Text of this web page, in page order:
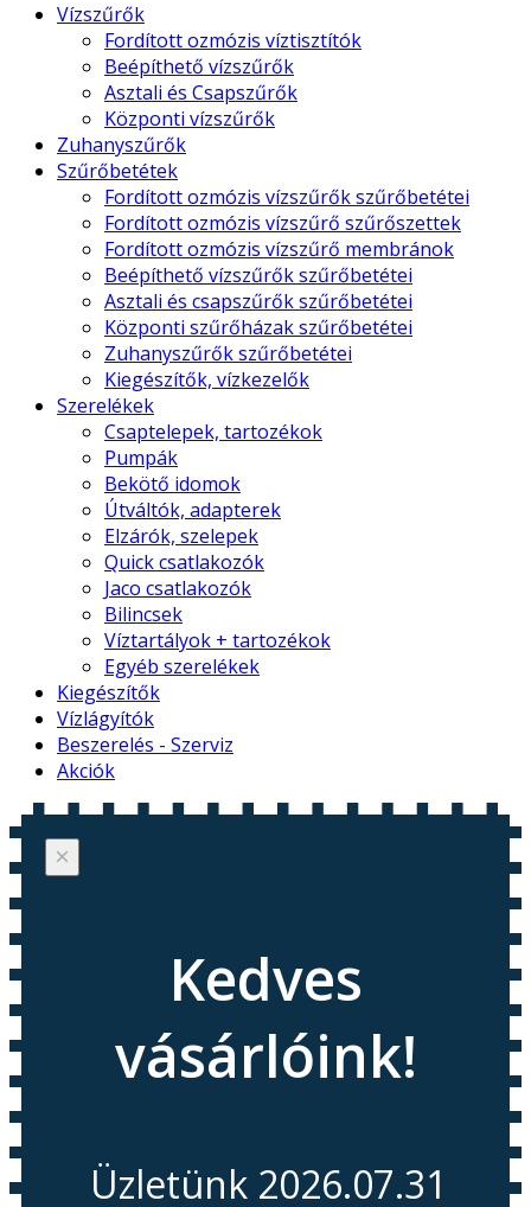
Vízszűrők
Fordított ozmózis víztisztítók
Beépíthető vízszűrők
Asztali és Csapszűrők
Központi vízszűrők
Zuhanyszűrők
Szűrőbetétek
Fordított ozmózis vízszűrők szűrőbetétei
Fordított ozmózis vízszűrő szűrőszettek
Fordított ozmózis vízszűrő membránok
Beépíthető vízszűrők szűrőbetétei
Asztali és csapszűrők szűrőbetétei
Központi szűrőházak szűrőbetétei
Zuhanyszűrők szűrőbetétei
Kiegészítők, vízkezelők
Szerelékek
Csaptelepek, tartozékok
Pumpák
Bekötő idomok
Útváltók, adapterek
Elzárók, szelepek
Quick csatlakozók
Jaco csatlakozók
Bilincsek
Víztartályok + tartozékok
Egyéb szerelékek
Kiegészítők
Vízlágyítók
Beszerelés - Szerviz
Akciók
×
Kedves
vásárlóink!
Üzletünk 2026.07.31